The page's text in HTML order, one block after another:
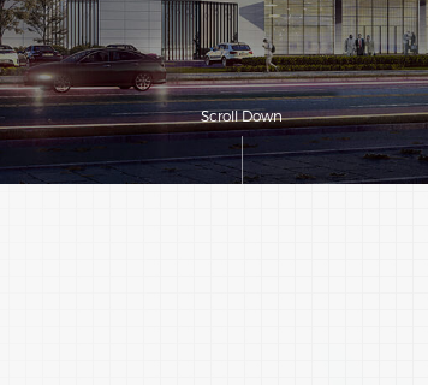
Scroll Down